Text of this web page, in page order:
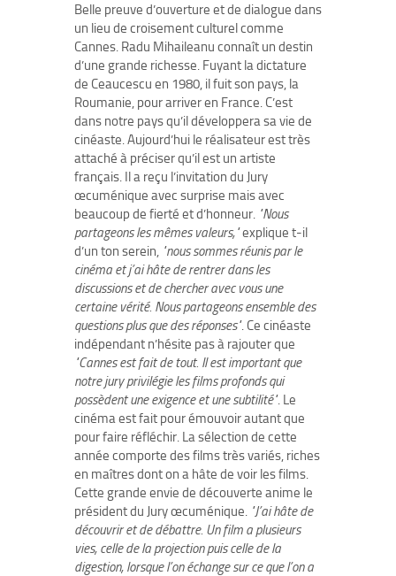
Belle preuve d’ouverture et de dialogue dans
un lieu de croisement culturel comme
Cannes. Radu Mihaileanu connaît un destin
d’une grande richesse. Fuyant la dictature
de Ceaucescu en 1980, il fuit son pays, la
Roumanie, pour arriver en France. C’est
dans notre pays qu’il développera sa vie de
cinéaste. Aujourd’hui le réalisateur est très
attaché à préciser qu’il est un artiste
français. Il a reçu l’invitation du Jury
œcuménique avec surprise mais avec
beaucoup de fierté et d’honneur. "Nous
partageons les mêmes valeurs,"explique t-il
d’un ton serein, "nous sommes réunis par le
cinéma et j’ai hâte de rentrer dans les
discussions et de chercher avec vous une
certaine vérité. Nous partageons ensemble des
questions plus que des réponses". Ce cinéaste
indépendant n’hésite pas à rajouter que
"Cannes est fait de tout. Il est important que
notre jury privilégie les films profonds qui
possèdent une exigence et une subtilité". Le
cinéma est fait pour émouvoir autant que
pour faire réfléchir. La sélection de cette
année comporte des films très variés, riches
en maîtres dont on a hâte de voir les films.
Cette grande envie de découverte anime le
président du Jury œcuménique. "J’ai hâte de
découvrir et de débattre. Un film a plusieurs
vies, celle de la projection puis celle de la
digestion, lorsque l’on échange sur ce que l’on a